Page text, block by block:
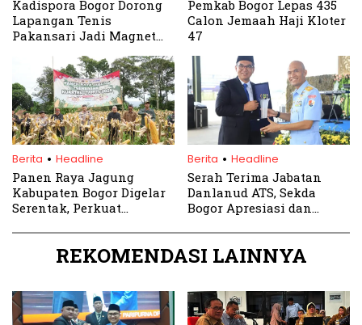
Kadispora Bogor Dorong
Lapangan Tenis
Pakansari Jadi Magnet
Pemkab Bogor Lepas 435
Calon Jemaah Haji Kloter
47
Berita . Headline
Panen Raya Jagung
Kabupaten Bogor Digelar
Serentak, Perkuat
Nasional
Berita . Headline
Serah Terima Jabatan
Danlanud ATS, Sekda
Bogor Apresiasi dan
Berlanjut
REKOMENDASI LAINNYA